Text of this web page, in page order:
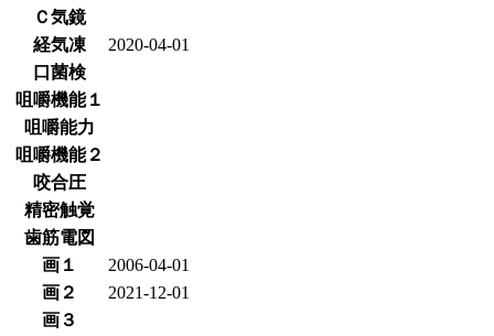
Ｃ気鏡
経気凍
2020-04-01
口菌検
咀嚼機能１
咀嚼能力
咀嚼機能２
咬合圧
精密触覚
歯筋電図
画１
2006-04-01
画２
2021-12-01
画３